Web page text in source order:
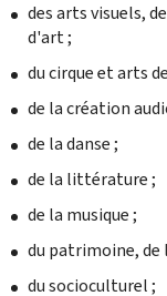
des arts visuels,
d'art ;
du cirque et arts
de la création
de la danse ;
de la littérature ;
de la musique ;
du patrimoine,
du socioculturel ;